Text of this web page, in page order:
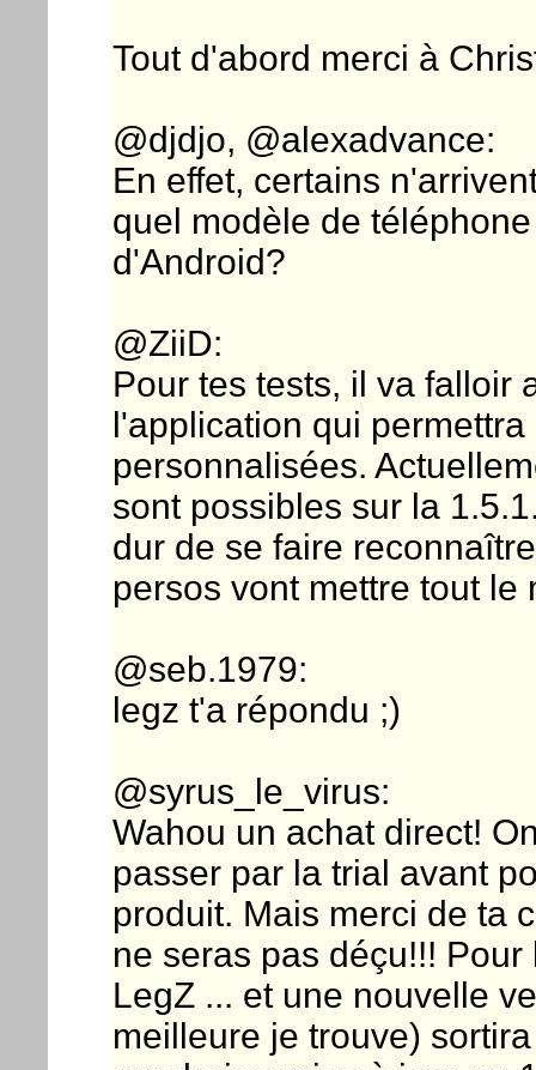
Tout d'abord merci à
@djdjo, @alexadvance:
En effet, certains
quel modèle de
d'Android?
@ZiiD:
Pour tes tests, il va falloir
l'application qui
personnalisées.
sont possibles sur la
dur de se faire
persos vont mettre tout le
@seb.1979:
legz t'a répondu ;)
@syrus_le_virus:
Wahou un achat direct!
passer par la trial avant
produit. Mais merci de ta
ne seras pas déçu!!!
LegZ ... et une nouvelle
meilleure je trouve)